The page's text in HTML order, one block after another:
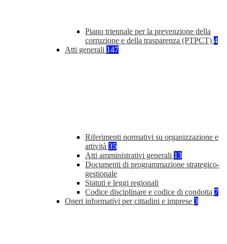
Piano triennale per la prevenzione della
corruzione e della trasparenza (PTPCT) 4
Atti generali 147
Riferimenti normativi su organizzazione e
attività 35
Atti amministrativi generali 13
Documenti di programmazione strategico-
gestionale
Statuti e leggi regionali
Codice disciplinare e codice di condotta 7
Oneri informativi per cittadini e imprese 3